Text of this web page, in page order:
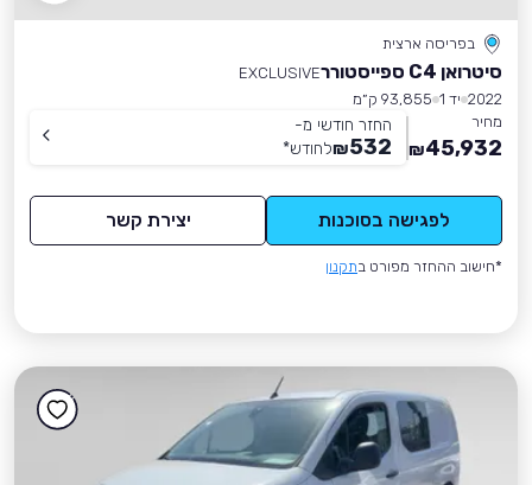
בפריסה ארצית
סיטרואן C4 ספייסטורר
EXCLUSIVE
2022 יד 1
93,855 ק״מ
מחיר
45,932
₪
החזר חודשי מ-
532
₪לחודש*
לפגישה בסוכנות יצירת קשר
*חישוב ההחזר מפורט בתקנון